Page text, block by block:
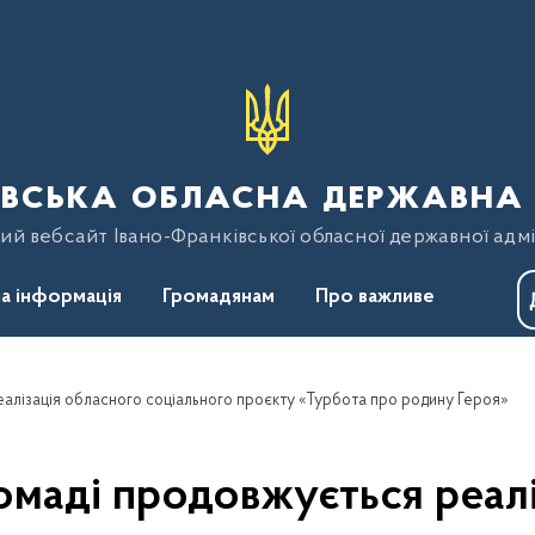
обласна державна
вебсайт Івано-Франківської обласної державної
інформація Громадянам Про важливе
обласного соціального проєкту «Турбота про родину Героя»
продовжується